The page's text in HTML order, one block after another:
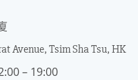
Avenue, Tsim Sha Tsu, HK
– 19:00